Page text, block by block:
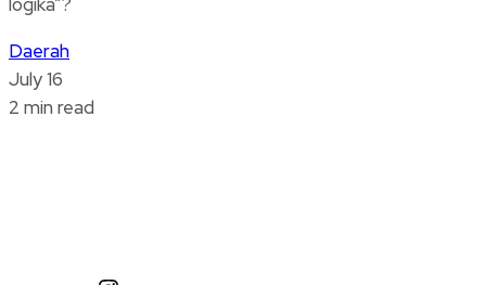
Daerah
July 16
2 min read